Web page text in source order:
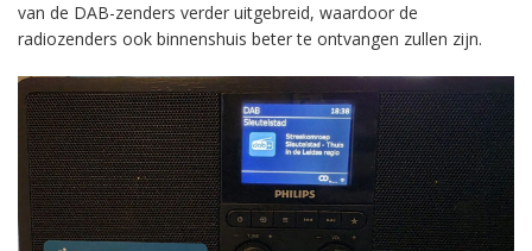
van de DAB-zenders verder uitgebreid, waardoor de
radiozenders ook binnenshuis beter te ontvangen zullen zijn.